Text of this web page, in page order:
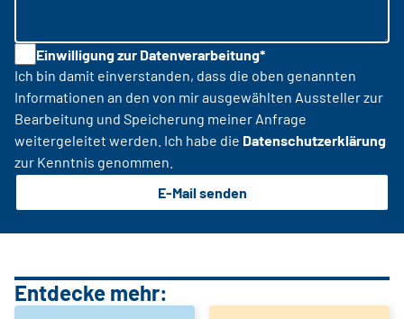
Einwilligung zur Datenverarbeitung*
Ich bin damit einverstanden, dass die oben genannten
Informationen an den von mir ausgewählten Aussteller zur
Bearbeitung und Speicherung meiner Anfrage
weitergeleitet werden. Ich habe die Datenschutzerklärung
zur Kenntnis genommen.
E-Mail senden
Entdecke mehr: